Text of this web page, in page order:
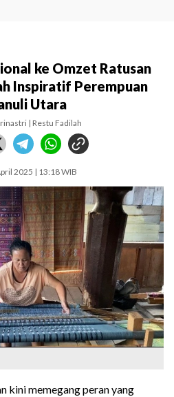
ke Omzet Ratusan
Inspiratif Perempuan
Utara
| Restu Fadilah
2025 | 13:18 WIB
kini memegang peran yang